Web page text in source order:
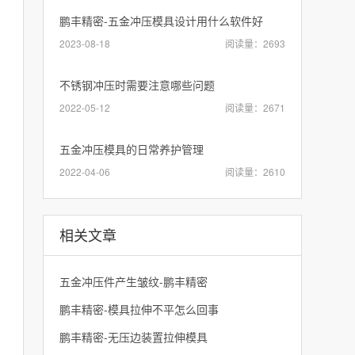
鹏丰精密-五金冲压模具设计用什么软件好
2023-08-18 阅读量：2693
不锈钢冲压时需要注意哪些问题
2022-05-12 阅读量：2671
五金冲压模具的日常养护管理
2022-04-06 阅读量：2610
相关文章
五金冲压件产生皱纹-鹏丰精密
鹏丰精密-模具拉伸不平怎么回事
鹏丰精密-无压边装置拉伸模具